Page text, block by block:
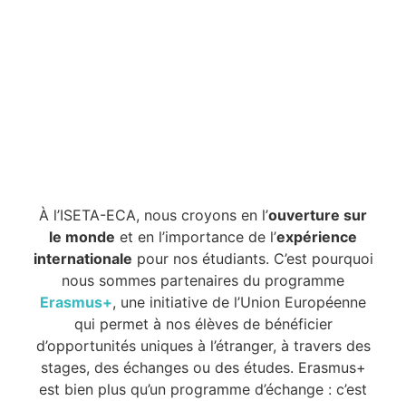
À l’ISETA-ECA, nous croyons en l’ouverture sur
le monde et en l’importance de l’expérience
internationale pour nos étudiants. C’est pourquoi
nous sommes partenaires du programme
Erasmus+, une initiative de l’Union Européenne
qui permet à nos élèves de bénéficier
d’opportunités uniques à l’étranger, à travers des
stages, des échanges ou des études. Erasmus+
est bien plus qu’un programme d’échange : c’est